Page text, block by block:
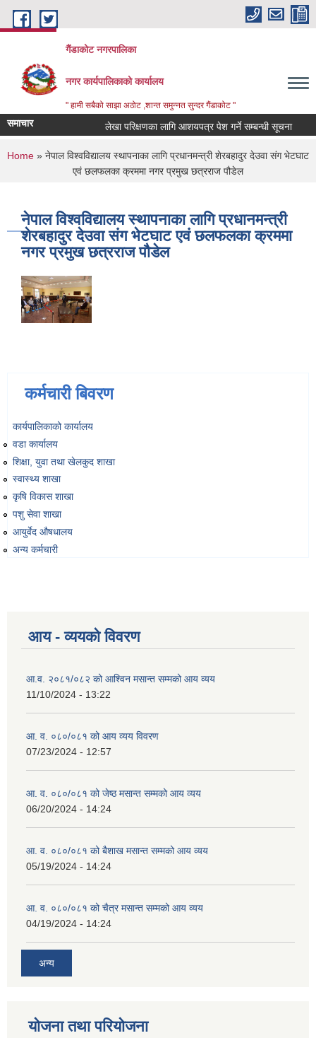
Skip to main content
गैंडाकोट नगरपालिका
नगर कार्यपालिकाको कार्यालय
" हामी सबैको साझा अठोट ,शान्त समुन्नत सुन्दर गैंडाकोट "
समाचार लेखा परिक्षणका लागि आशयपत्र पेश गर्ने सम्बन्धी सूचना
You are here
Home » नेपाल विश्वविद्यालय स्थापनाका लागि प्रधानमन्त्री शेरबहादुर देउवा संग भेटघाट
एवं छलफलका क्रममा नगर प्रमुख छत्रराज पौडेल
नेपाल विश्वविद्यालय स्थापनाका लागि प्रधानमन्त्री
शेरबहादुर देउवा संग भेटघाट एवं छलफलका क्रममा
नगर प्रमुख छत्रराज पौडेल
कर्मचारी बिवरण
कार्यपालिकाको कार्यालय
वडा कार्यालय
शिक्षा, युवा तथा खेलकुद शाखा
स्वास्थ्य शाखा
कृषि विकास शाखा
पशु सेवा शाखा
आयुर्वेद औषधालय
अन्य कर्मचारी
आय - व्ययको विवरण
आ.व. २०८१/०८२ को आश्विन मसान्त सम्मको आय व्यय
11/10/2024 - 13:22
आ. व. ०८०/०८१ को आय व्यय विवरण
07/23/2024 - 12:57
आ. व. ०८०/०८१ को जेष्ठ मसान्त सम्मको आय व्यय
06/20/2024 - 14:24
आ. व. ०८०/०८१ को बैशाख मसान्त सम्मको आय व्यय
05/19/2024 - 14:24
आ. व. ०८०/०८१ को चैत्र मसान्त सम्मको आय व्यय
04/19/2024 - 14:24
अन्य
योजना तथा परियोजना